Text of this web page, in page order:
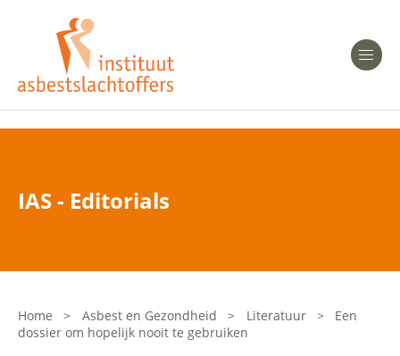
Heeft u Mesothelioom?
Heeft u Asbestose?
Bent u arts?
Asbest en Gezondheid
Laatste nieuws
Onze organisatie
IAS - Editorials
Home > Asbest en Gezondheid > Literatuur >
Een
dossier om hopelijk nooit te gebruiken